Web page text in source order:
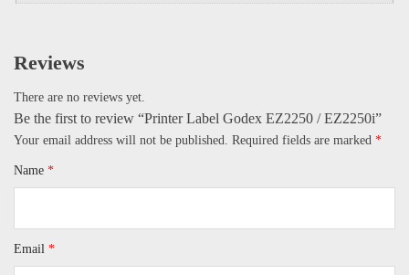
Reviews
There are no reviews yet.
Be the first to review “Printer Label Godex EZ2250 / EZ2250i​”
Your email address will not be published. Required fields are marked *
Name *
Email *